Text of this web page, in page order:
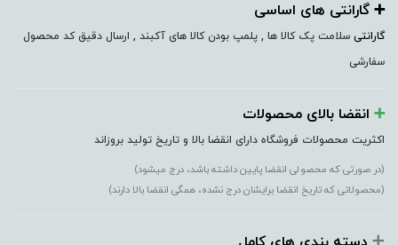
➕️ گارانتی های اساسی
گارانتی سلامت پک کالا ها , پلمپ بودن کالا های آکبند , ارسال دقیق کد محصول
سفارشی
➕️ انقضا بالای محصولات
اکثریت محصولات فروشگاه دارای انقضا بالا و تاریخ تولید بروزاند
(در صورتی که محصولی انقضا پایین داشته باشد، درج میشود)
(محصولاتی که تاریخ انقضا برایشان درج نشده، همگی انقضا بالا دارند)